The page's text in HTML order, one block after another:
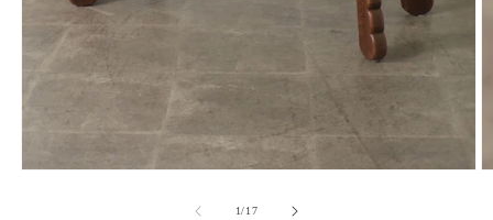
1/の
17